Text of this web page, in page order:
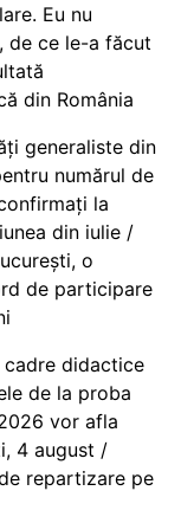
Eu nu
de ce le-a făcut
din România
generaliste din
numărul de
la
din iulie /
o
de participare
didactice
de la proba
vor afla
4 august /
repartizare pe